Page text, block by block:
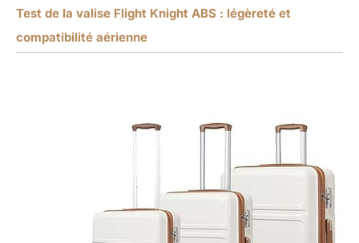
Test de la valise Flight Knight ABS : légèreté et
compatibilité aérienne